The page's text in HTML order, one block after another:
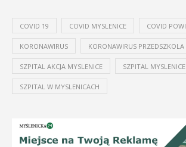
COVID 19 COVID MYSLENICE COVID
KORONAWIRUS KORONAWIRUS PRZEDSZKOLA
SZPITAL AKCJA MYSLENICE SZPITAL MYSLENICE
SZPITAL W MYSLENICACH